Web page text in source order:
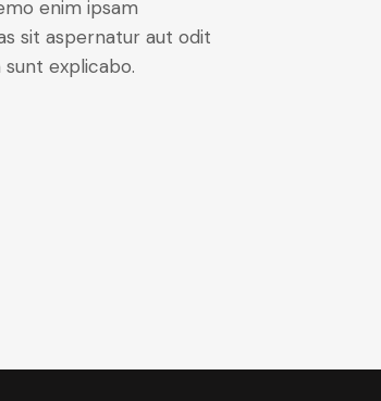
enim ipsam
sit aspernatur aut odit
sunt explicabo.